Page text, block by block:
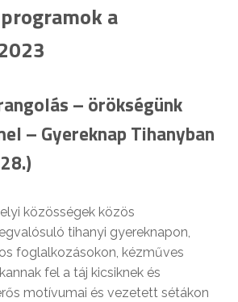
a
– örökségünk
– Gyereknap Tihanyban
közösségek közös
tihanyi gyereknapon,
foglalkozásokon, kézműves
fel a táj kicsiknek és
motívumai és vezetett sétákon